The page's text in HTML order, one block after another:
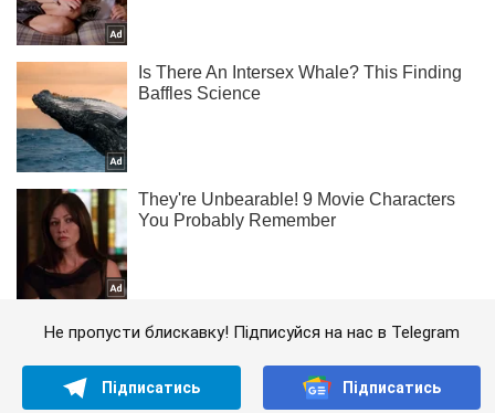
Не пропусти блискавку! Підписуйся на нас в Telegram
Підписатись Підписатись